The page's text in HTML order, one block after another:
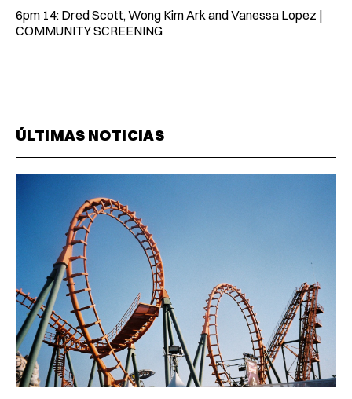
6pm 14: Dred Scott, Wong Kim Ark and Vanessa Lopez |
COMMUNITY SCREENING
ÚLTIMAS NOTICIAS